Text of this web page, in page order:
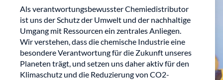
Als verantwortungsbewusster Chemiedistributor
ist uns der Schutz der Umwelt und der nachhaltige
Umgang mit Ressourcen ein zentrales Anliegen.
Wir verstehen, dass die chemische Industrie eine
besondere Verantwortung für die Zukunft unseres
Planeten trägt, und setzen uns daher aktiv für den
Klimaschutz und die Reduzierung von CO2-